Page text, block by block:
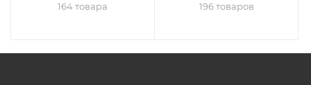
164 товара 196 товаров